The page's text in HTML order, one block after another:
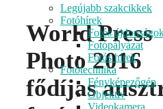
Legújabb szakcikkek
Fotóhírek
Fotós
Fotópályázat
Fotós hírek
Fotótechnika
Fényképezőgép
Objektív
Videokamera
World Press
Photo 2016
fődíjas